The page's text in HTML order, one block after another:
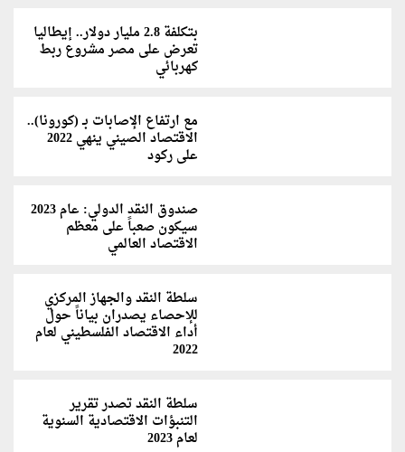
بتكلفة 2.8 مليار دولار.. إيطاليا
تعرض على مصر مشروع ربط
كهربائي
مع ارتفاع الإصابات بـ (كورونا)..
الاقتصاد الصيني ينهي 2022
على ركود
صندوق النقد الدولي: عام 2023
سيكون صعباً على معظم
الاقتصاد العالمي
سلطة النقد والجهاز المركزي
للإحصاء يصدران بياناً حول
أداء الاقتصاد الفلسطيني لعام
2022
سلطة النقد تصدر تقرير
التنبؤات الاقتصادية السنوية
لعام 2023